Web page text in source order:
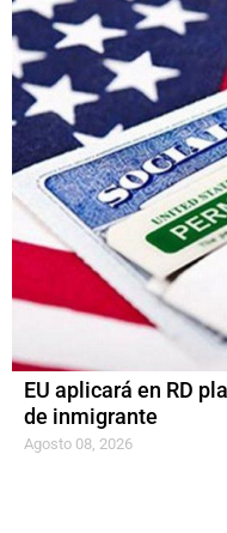
EU aplicará en RD
de inmigrante
Agosto 08, 2026